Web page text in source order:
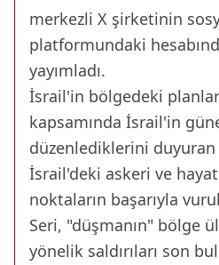
merkezli X şirketinin
platformundaki
yayımladı.
İsrail'in bölgedeki
kapsamında İsrail'in
düzenlediklerini duyuran
İsrail'deki askeri ve
noktaların başarıyla
Seri, "düşmanın" bölge
yönelik saldırıları son